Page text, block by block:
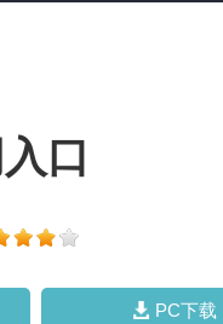
口
PC下载